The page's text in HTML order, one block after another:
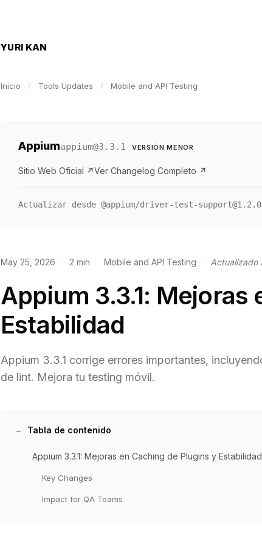
YURI KAN
Inicio / Tools Updates / Mobile and API Testing
Appiumappium@3.3.1 VERSIÓN MENOR
Sitio Web Oficial ↗Ver Changelog Completo ↗
Actualizar desde @appium/driver-test-support@1.2.0
May 25, 2026 · 2 min · Mobile and API Testing · Actualizado
Appium 3.3.1:
Estabilidad
Appium 3.3.1 corrige errores importantes,
de lint. Mejora tu testing móvil.
Tabla de contenido
Appium 3.3.1: Mejoras en Caching de Plugins y Estabilidad
Key Changes
Impact for QA Teams